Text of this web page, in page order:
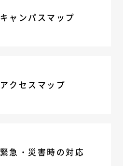
キャンパスマップ
アクセスマップ
緊急・災害時の対応